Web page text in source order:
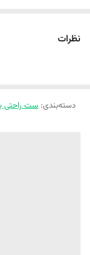
نظرات
دسته‌بندی: ست راحتی